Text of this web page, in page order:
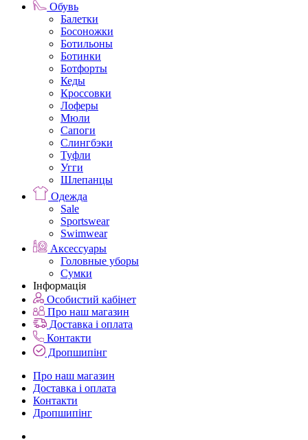
Обувь
Балетки
Босоножки
Ботильоны
Ботинки
Ботфорты
Кеды
Кроссовки
Лоферы
Мюли
Сапоги
Слингбэки
Туфли
Угги
Шлепанцы
Одежда
Sale
Sportswear
Swimwear
Аксессуары
Головные уборы
Сумки
Інформація
Особистий кабінет
Про наш магазин
Доставка і оплата
Контакти
Дропшипінг
Про наш магазин
Доставка і оплата
Контакти
Дропшипінг